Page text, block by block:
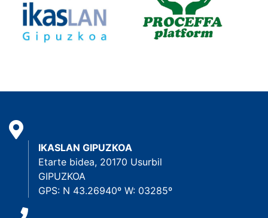
IKASLAN GIPUZKOA
Etarte bidea, 20170 Usurbil
GIPUZKOA
GPS: N 43.26940º W: 03285º